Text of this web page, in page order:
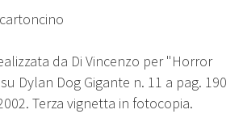
da Di Vincenzo per "Horror
Dylan Dog Gigante n. 11 a pag. 190
Terza vignetta in fotocopia.